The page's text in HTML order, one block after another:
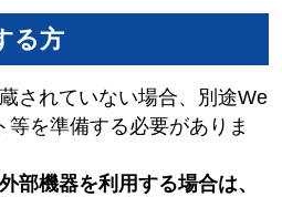
る方
されていない場合、別途We
等を準備する必要がありま
部機器を利用する場合は、